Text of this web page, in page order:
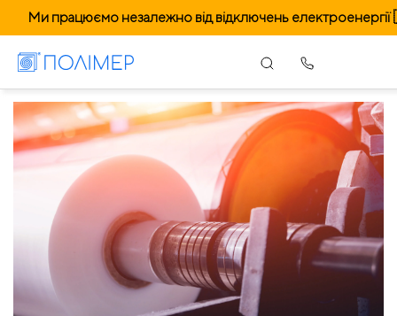
Ми працюємо незалежно від відключень